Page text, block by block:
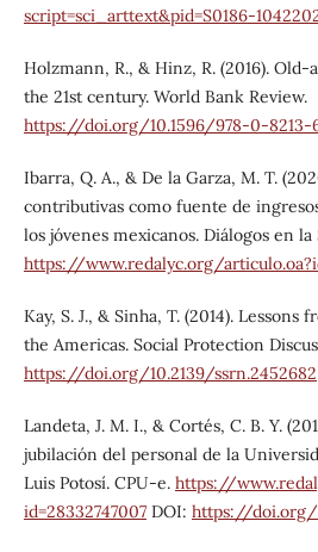
script=sci_arttext&pid=S0186-
Holzmann, R., & Hinz, R. (2016).
the 21st century. World Bank Review.
https://doi.org/10.1596/978-0-8213-
Ibarra, Q. A., & De la Garza, M. T.
contributivas como fuente de
los jóvenes mexicanos. Diálogos en la
https://www.redalyc.org/
Kay, S. J., & Sinha, T. (2014).
the Americas. Social Protection
https://doi.org/10.2139/ssrn.2452682
Landeta, J. M. I., & Cortés, C. B. Y.
jubilación del personal de la
Luis Potosí. CPU-e. https://
id=28332747007DOI: https://doi.org/